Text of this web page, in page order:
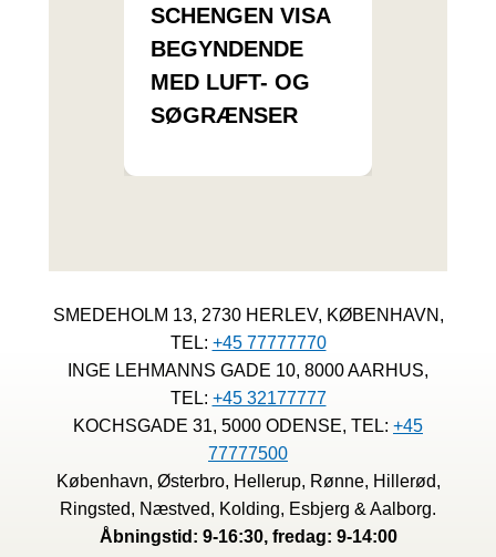
SCHENGEN VISA
BEGYNDENDE
MED LUFT- OG
SØGRÆNSER
SMEDEHOLM 13, 2730 HERLEV, KØBENHAVN,
TEL: +45 77777770
INGE LEHMANNS GADE 10, 8000 AARHUS,
TEL: +45 32177777
KOCHSGADE 31, 5000 ODENSE, TEL: +45
77777500
København, Østerbro, Hellerup, Rønne, Hillerød,
Ringsted, Næstved, Kolding, Esbjerg & Aalborg.
Åbningstid: 9-16:30, fredag: 9-14:00